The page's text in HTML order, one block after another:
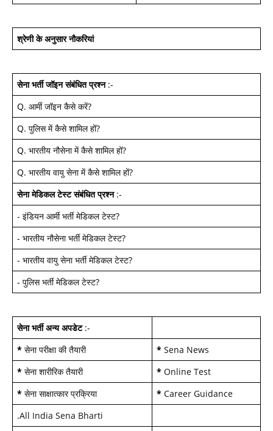
श्रेणी के अनुसार नौकरियां
सेना भर्ती जॉइन संबंधित प्रश्न:-
Q. आर्मी जॉइन कैसे करें?
Q. पुलिस में कैसे शामिल हों?
Q. भारतीय नौसेना में कैसे शामिल हों?
Q. भारतीय वायु सेना में कैसे शामिल हों?
सेना मेडिकल टेस्ट संबंधित प्रश्न:-
- इंडियन आर्मी भर्ती मेडिकल टेस्ट?
- भारतीय नौसेना भर्ती मेडिकल टेस्ट?
- भारतीय वायु सेना भर्ती मेडिकल टेस्ट?
- पुलिस भर्ती मेडिकल टेस्ट?
सेना भर्ती अन्य अपडेट:-
* सेना परीक्षा की तैयारी * Sena News
* सेना शारीरिक तैयारी * Online Test
* सेना साक्षात्कार प्रक्रिया * Career Guidance
.All India Sena Bharti